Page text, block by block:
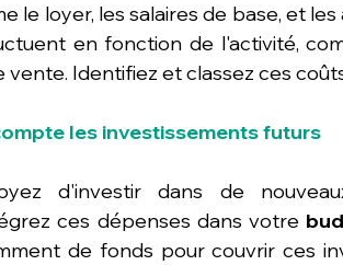
le loyer, les salaires de base, et
en fonction de l'activité,
vente. Identifiez et classez ces
les investissements futurs
d'investir dans de
ces dépenses dans votre
de fonds pour couvrir ces